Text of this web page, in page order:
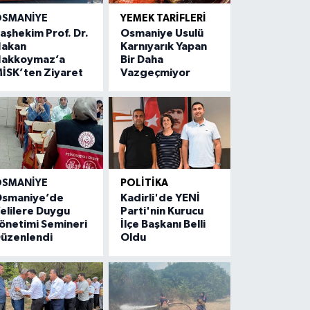
Prof. Dr.
Ziyaret
YEMEK TARIFLERI
Osmaniye Usulü
Karnıyarık Yapan
Bir Daha
Vazgeçmiyor
Duygu
Semineri
POLITIKA
Kadirli'de YENİ
Parti'nin Kurucu
İlçe Başkanı Belli
Oldu